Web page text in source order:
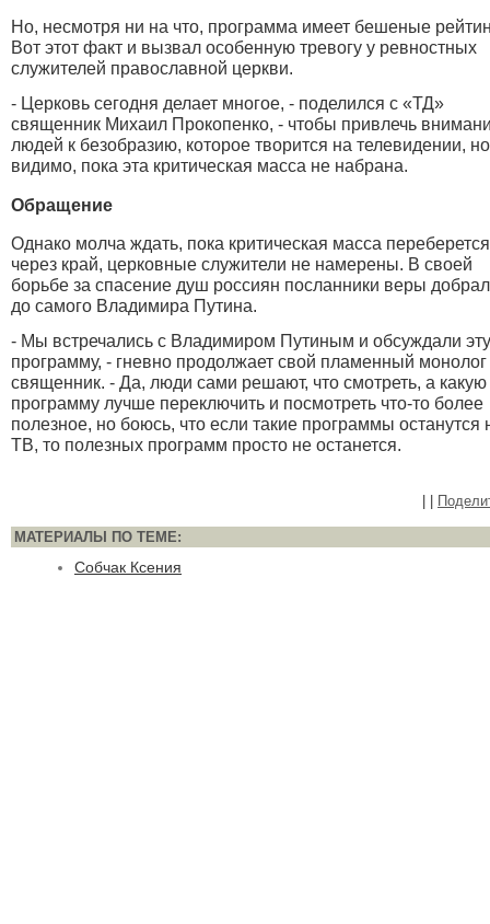
Но, несмотря ни на что, программа имеет бешеные
Вот этот факт и вызвал особенную тревогу у ревностных
служителей православной церкви.
- Церковь сегодня делает многое, - поделился с «ТД»
священник Михаил Прокопенко, - чтобы привлечь
людей к безобразию, которое творится на телевидении,
видимо, пока эта критическая масса не набрана.
Обращение
Однако молча ждать, пока критическая масса переберется
через край, церковные служители не намерены. В своей
борьбе за спасение душ россиян посланники веры
до самого Владимира Путина.
- Мы встречались с Владимиром Путиным и обсуждали эту
программу, - гневно продолжает свой пламенный монолог
священник. - Да, люди сами решают, что смотреть, а какую
программу лучше переключить и посмотреть что-то более
полезное, но боюсь, что если такие программы останутся
ТВ, то полезных программ просто не останется.
| |
МАТЕРИАЛЫ ПО ТЕМЕ:
Собчак Ксения